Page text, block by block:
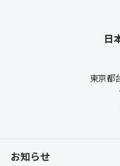
日
東京都
お知らせ